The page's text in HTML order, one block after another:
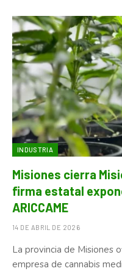
INDUSTRIA
Misiones cierra
firma estatal
ARICCAME
14 DE ABRIL DE 2026
La provincia de Misiones
empresa de cannabis